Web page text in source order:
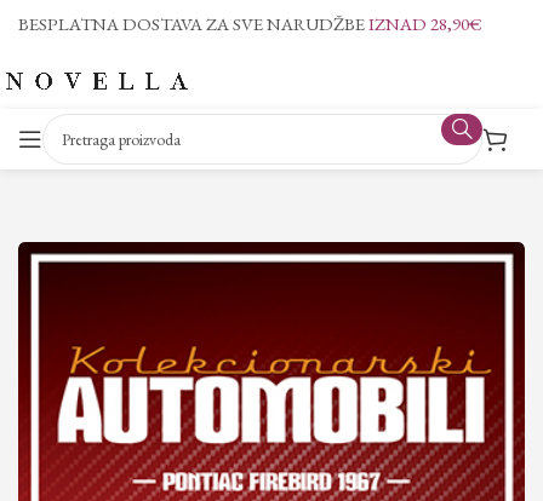
BESPLATNA DOSTAVA ZA SVE NARUDŽBEIZNAD 28,90€